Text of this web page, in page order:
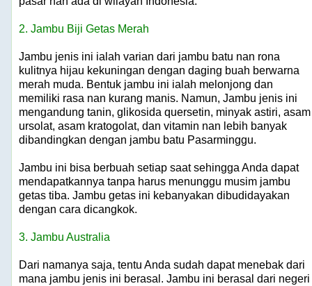
2. Jambu Biji Getas Merah
Jambu jenis ini ialah varian dari jambu batu nan rona
kulitnya hijau kekuningan dengan daging buah berwarna
merah muda. Bentuk jambu ini ialah melonjong dan
memiliki rasa nan kurang manis. Namun, Jambu jenis ini
mengandung tanin, glikosida quersetin, minyak astiri, asam
ursolat, asam kratogolat, dan vitamin nan lebih banyak
dibandingkan dengan jambu batu Pasarminggu.
Jambu ini bisa berbuah setiap saat sehingga Anda dapat
mendapatkannya tanpa harus menunggu musim jambu
getas tiba. Jambu getas ini kebanyakan dibudidayakan
dengan cara dicangkok.
3. Jambu Australia
Dari namanya saja, tentu Anda sudah dapat menebak dari
mana jambu jenis ini berasal. Jambu ini berasal dari negeri